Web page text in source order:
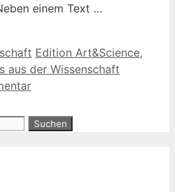
einem Text …
Schlagwörter
Edition Art&Science,
aus der Wissenschaft